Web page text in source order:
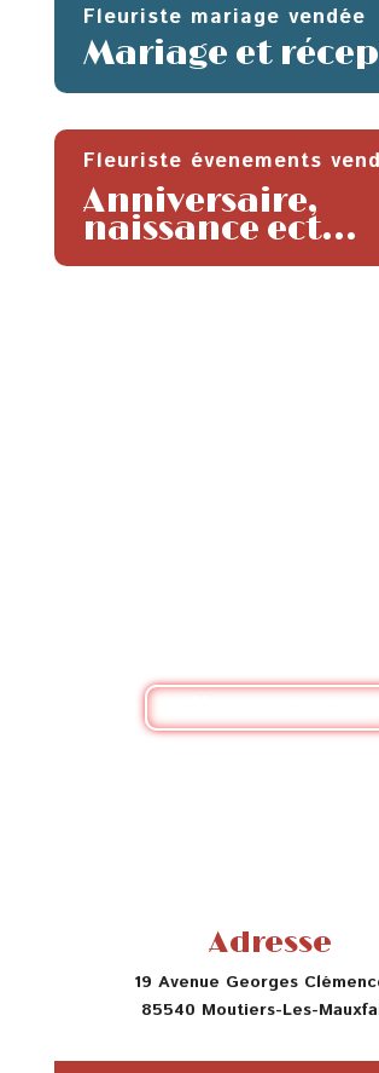
Fleuriste mariage vendée
Mariage et
Fleuriste évenements
Anniversaire,
naissance ect…
Adresse
19 Avenue Georges
85540 Moutiers-Les-